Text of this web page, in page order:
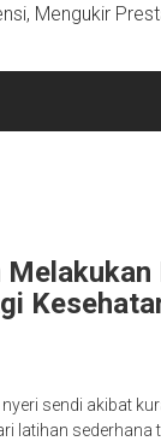
Mengukir
sendi akibat
latihan sederhana